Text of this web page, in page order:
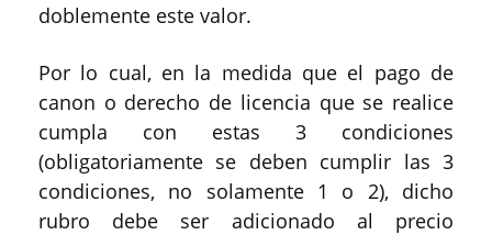
doblemente este valor.
Por lo cual, en la medida que el pago de
canon o derecho de licencia que se realice
cumpla con estas 3 condiciones
(obligatoriamente se deben cumplir las 3
condiciones, no solamente 1 o 2), dicho
rubro debe ser adicionado al precio